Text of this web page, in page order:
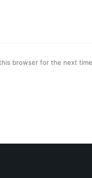
browser for the next